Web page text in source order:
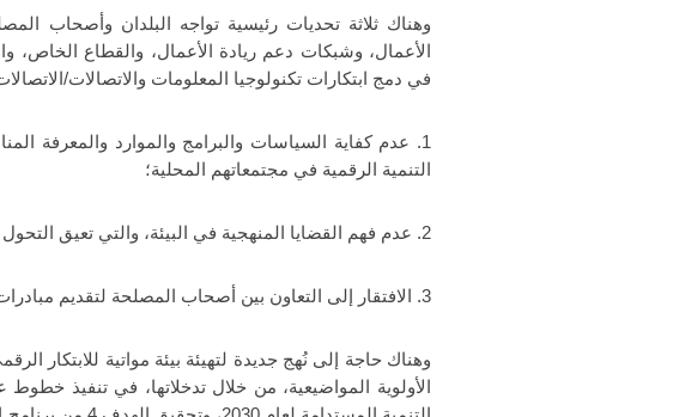
وهناك ثلاثة تحديات رئيسية تواجه البلدان وأصحاب
الأعمال، وشبكات دعم ريادة الأعمال، والقطاع الخاص،
في دمج ابتكارات تكنولوجيا المعلومات والاتصالات/
1. عدم كفاية السياسات والبرامج والموارد والمعرفة
التنمية الرقمية في مجتمعاتهم المحلية؛
2. عدم فهم القضايا المنهجية في البيئة، والتي تعيق التحول الرقمي؛
3. الافتقار إلى التعاون بين أصحاب المصلحة لتقديم مبادرات مدفوعة بالتأثير لأولويات التنمية الوطنية.
وهناك حاجة إلى نُهج جديدة لتهيئة بيئة مواتية للابتكار
الأولوية المواضيعية، من خلال تدخلاتها، في تنفيذ